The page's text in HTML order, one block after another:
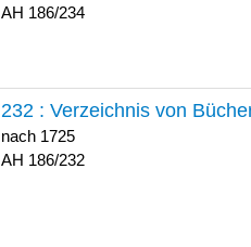
186/234
232 : Verzeichnis von
nach 1725
186/232